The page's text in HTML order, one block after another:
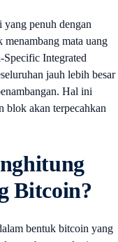
penuh dengan
menambang mata uang
Integrated
jauh lebih besar
Hal ini
blok akan terpecahkan
Bitcoin?
bentuk bitcoin yang